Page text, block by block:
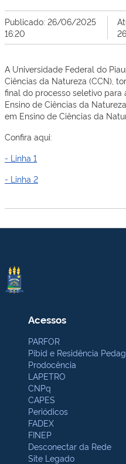
Publicado: 26/06/2025
16:20
A Universidade Federal do
Ciências da Natureza (CCN),
final do processo seletivo
Ensino de Ciências da
em Ensino de Ciências da
Confira aqui:
- Linha 1
- Linha 2
Acessos
PARFOR
Pibid e Residência
Prodocência
LAPETRO
CNPq
CAPES
Periódicos
FADEX
FINEP
Desconectar da Rede
Site Legado